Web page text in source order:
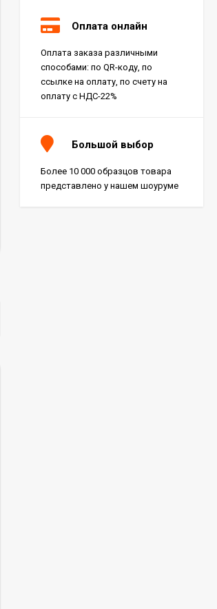
1066-3
Каменный ламинат SPC Norland Parquet
Quick Light, 1066-3
Оплата онлайн
Оплата заказа различными
способами: по QR-коду, по
ссылке на оплату, по счету на
оплату с НДС-22%
Большой выбор
Более 10 000 образцов товара
представлено у нашем шоуруме